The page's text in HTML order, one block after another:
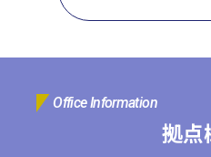
株式会社コーポレート・アドバ
企業情報
グループ概要
Office Information
拠点